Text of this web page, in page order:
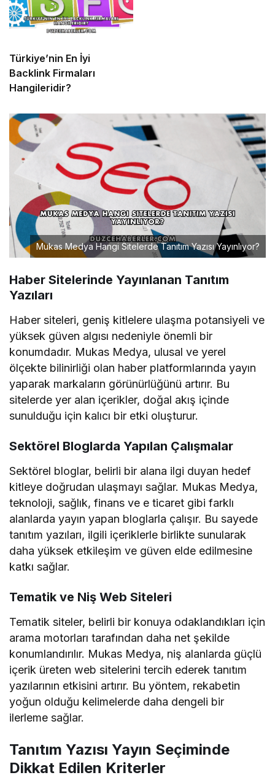
Türkiye’nin En İyi
Backlink Firmaları
Hangileridir?
Mukas Medya Hangi Sitelerde Tanıtım Yazısı Yayınlıyor?
Haber Sitelerinde Yayınlanan Tanıtım
Yazıları
Haber siteleri, geniş kitlelere ulaşma potansiyeli ve
yüksek güven algısı nedeniyle önemli bir
konumdadır. Mukas Medya, ulusal ve yerel
ölçekte bilinirliği olan haber platformlarında yayın
yaparak markaların görünürlüğünü artırır. Bu
sitelerde yer alan içerikler, doğal akış içinde
sunulduğu için kalıcı bir etki oluşturur.
Sektörel Bloglarda Yapılan Çalışmalar
Sektörel bloglar, belirli bir alana ilgi duyan hedef
kitleye doğrudan ulaşmayı sağlar. Mukas Medya,
teknoloji, sağlık, finans ve e ticaret gibi farklı
alanlarda yayın yapan bloglarla çalışır. Bu sayede
tanıtım yazıları, ilgili içeriklerle birlikte sunularak
daha yüksek etkileşim ve güven elde edilmesine
katkı sağlar.
Tematik ve Niş Web Siteleri
Tematik siteler, belirli bir konuya odaklandıkları için
arama motorları tarafından daha net şekilde
konumlandırılır. Mukas Medya, niş alanlarda güçlü
içerik üreten web sitelerini tercih ederek tanıtım
yazılarının etkisini artırır. Bu yöntem, rekabetin
yoğun olduğu kelimelerde daha dengeli bir
ilerleme sağlar.
Tanıtım Yazısı Yayın Seçiminde
Dikkat Edilen Kriterler